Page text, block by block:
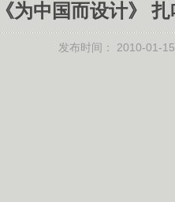
《为中国而设计》
发布时间： 2010-01-